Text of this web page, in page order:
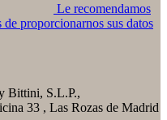
Le recomendamos
proporcionarnos sus datos
Bittini, S.L.P.,
33 , Las Rozas de Madrid